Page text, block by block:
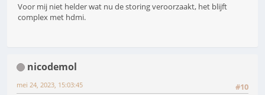
Voor mij niet helder wat nu de storing veroorzaakt, het blijft
complex met hdmi.
nicodemol
#10
mei 24, 2023, 15:03:45